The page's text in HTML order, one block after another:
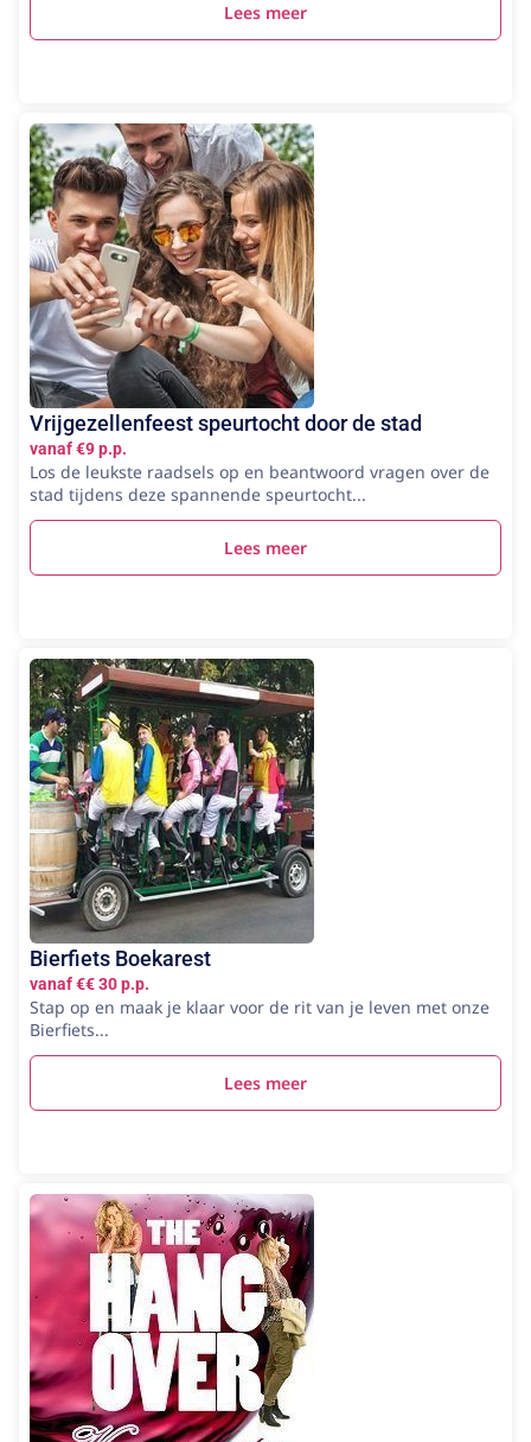
Lees meer
Vrijgezellenfeest speurtocht door de stad
vanaf €9 p.p.
Los de leukste raadsels op en beantwoord vragen over de
stad tijdens deze spannende speurtocht...
Lees meer
Bierfiets Boekarest
vanaf €€ 30 p.p.
Stap op en maak je klaar voor de rit van je leven met onze
Bierfiets...
Lees meer